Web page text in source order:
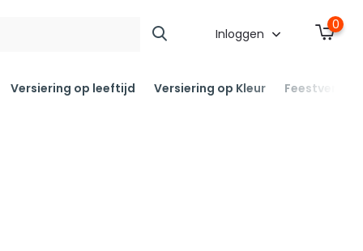
Inloggen
0
Versiering op leeftijd Versiering op Kleur